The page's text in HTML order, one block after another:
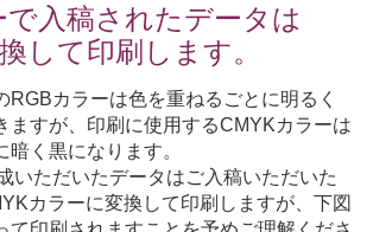
で入稿されたデータは
して印刷します。
RGBカラーは色を重ねるごとに明るく
ますが、印刷に使用するCMYKカラーは
く黒になります。
いただいたデータはご入稿いただいた
カラーに変換して印刷しますが、下図